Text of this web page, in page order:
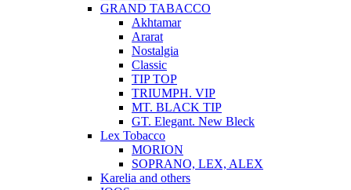
GRAND TABACCO
Akhtamar
Ararat
Nostalgia
Classic
TIP TOP
TRIUMPH. VIP
MT. BLACK TIP
GT. Elegant. New Bleck
Lex Tobacco
MORION
SOPRANO, LEX, ALEX
Karelia and others